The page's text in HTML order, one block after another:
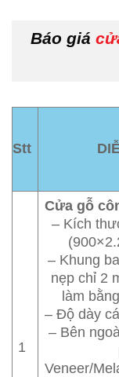
Báo giá
Stt
1
Cửa gỗ
– Kích
– Khung
nẹp chỉ 2
làm
– Độ dày
– Bên
Veneer/